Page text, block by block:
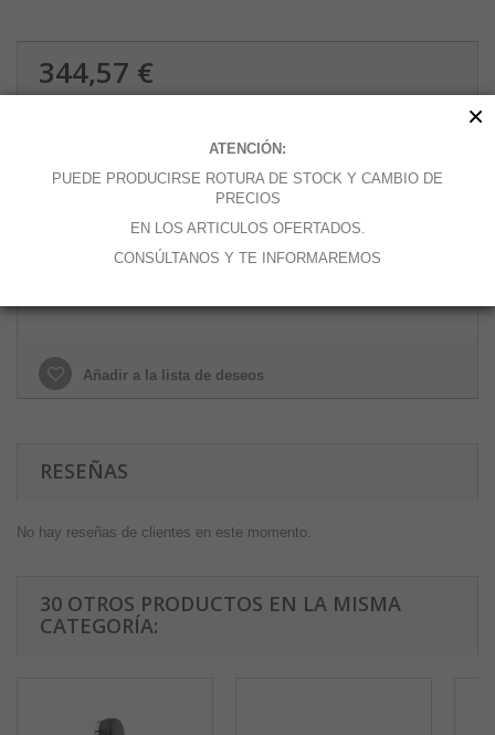
344,57 €
Añadir a la lista de deseos
RESEÑAS
No hay reseñas de clientes en este momento.
30 OTROS PRODUCTOS EN LA MISMA
CATEGORÍA:
ATENCIÓN:
PUEDE PRODUCIRSE ROTURA DE STOCK Y CAMBIO DE
PRECIOS
EN LOS ARTICULOS OFERTADOS.
CONSÚLTANOS Y TE INFORMAREMOS
×